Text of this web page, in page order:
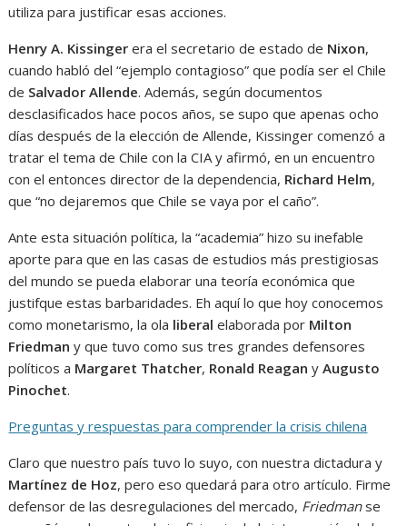
utiliza para justificar esas acciones.
Henry A. Kissinger era el secretario de estado de Nixon,
cuando habló del “ejemplo contagioso” que podía ser el Chile
de Salvador Allende. Además, según documentos
desclasificados hace pocos años, se supo que apenas ocho
días después de la elección de Allende, Kissinger comenzó a
tratar el tema de Chile con la CIA y afirmó, en un encuentro
con el entonces director de la dependencia, Richard Helm,
que “no dejaremos que Chile se vaya por el caño”.
Ante esta situación política, la “academia” hizo su inefable
aporte para que en las casas de estudios más prestigiosas
del mundo se pueda elaborar una teoría económica que
justifque estas barbaridades. Eh aquí lo que hoy conocemos
como monetarismo, la ola liberalelaborada por Milton
Friedman y que tuvo como sus tres grandes defensores
políticos a Margaret Thatcher, Ronald Reagan yAugusto
Pinochet.
Preguntas y respuestas para comprender la crisis chilena
Claro que nuestro país tuvo lo suyo, con nuestra dictadura y
Martínez de Hoz, pero eso quedará para otro artículo. Firme
defensor de las desregulaciones del mercado, Friedmanse